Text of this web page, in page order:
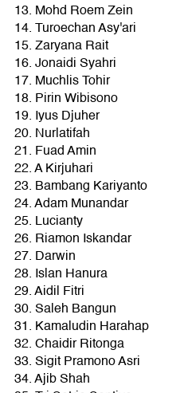
13. Mohd Roem Zein
14. Turoechan Asy'ari
15. Zaryana Rait
16. Jonaidi Syahri
17. Muchlis Tohir
18. Pirin Wibisono
19. Iyus Djuher
20. Nurlatifah
21. Fuad Amin
22. A Kirjuhari
23. Bambang Kariyanto
24. Adam Munandar
25. Lucianty
26. Riamon Iskandar
27. Darwin
28. Islan Hanura
29. Aidil Fitri
30. Saleh Bangun
31. Kamaludin Harahap
32. Chaidir Ritonga
33. Sigit Pramono Asri
34. Ajib Shah